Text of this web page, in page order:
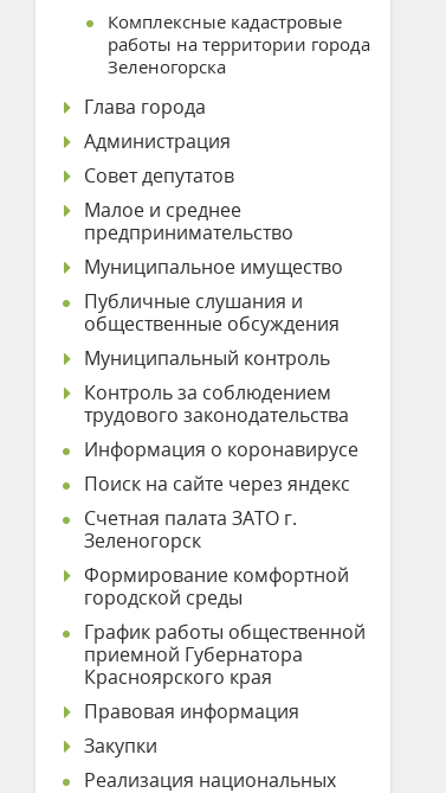
Комплексные кадастровые
работы на территории города
Зеленогорска
Глава города
Администрация
Совет депутатов
Малое и среднее
предпринимательство
Муниципальное имущество
Публичные слушания и
общественные обсуждения
Муниципальный контроль
Контроль за соблюдением
трудового законодательства
Информация о коронавирусе
Поиск на сайте через яндекс
Счетная палата ЗАТО г.
Зеленогорск
Формирование комфортной
городской среды
График работы общественной
приемной Губернатора
Красноярского края
Правовая информация
Закупки
Реализация национальных